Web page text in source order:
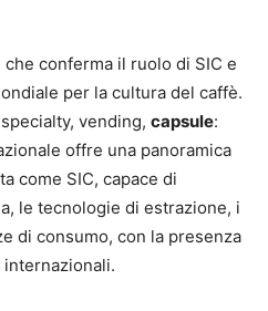
conferma il ruolo di SIC e
per la cultura del caffè.
vending, capsule:
offre una panoramica
come SIC, capace di
le tecnologie di estrazione, i
di consumo, con la presenza